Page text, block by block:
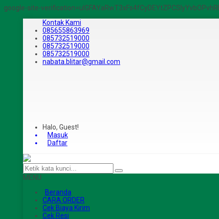
google-site-
Kontak Kami
085655863969
085732519000
085732519000
085732519000
nabata.blitar@gmail.com
Halo, Guest!
Masuk
Daftar
MENU
Beranda
CARA ORDER
Cek Biaya Kirim
Cek Resi